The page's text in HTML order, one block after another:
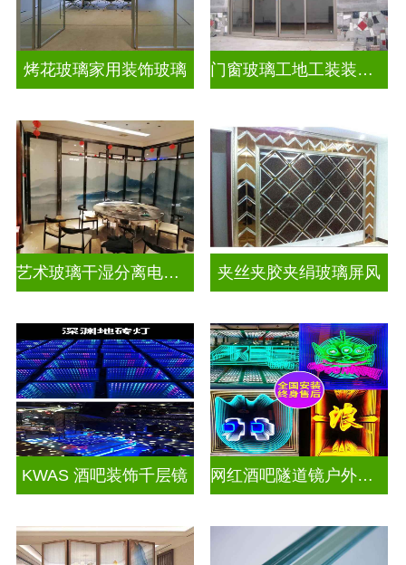
烤花玻璃家用装饰玻璃 门窗玻璃工地工装装饰玻璃
艺术玻璃干湿分离电视玻璃背景墙 夹丝夹胶夹绢玻璃屏风
KWAS 酒吧装饰千层镜 网红酒吧隧道镜户外门头招牌千层镜深渊镜